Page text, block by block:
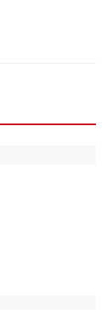
いコンテンツ